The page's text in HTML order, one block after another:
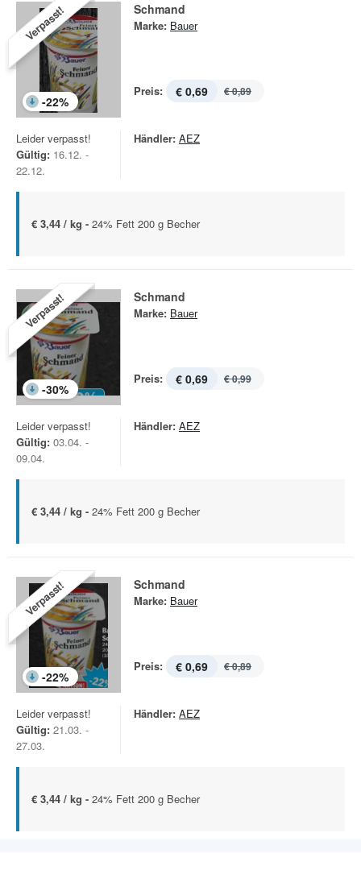
Verpasst!
-22%
Schmand
Marke: Bauer
Preis: € 0,69 € 0,89
Leider verpasst!
Gültig: 16.12. -
22.12.
Händler: AEZ
€ 3,44 / kg - 24% Fett 200 g Becher
Verpasst!
-30%
Schmand
Marke: Bauer
Preis: € 0,69 € 0,99
Leider verpasst!
Gültig: 03.04. -
09.04.
Händler: AEZ
€ 3,44 / kg - 24% Fett 200 g Becher
Verpasst!
-22%
Schmand
Marke: Bauer
Preis: € 0,69 € 0,89
Leider verpasst!
Gültig: 21.03. -
27.03.
Händler: AEZ
€ 3,44 / kg - 24% Fett 200 g Becher